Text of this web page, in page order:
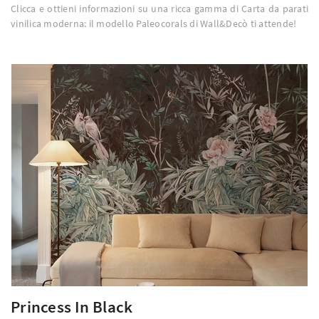
Clicca e ottieni informazioni su una ricca gamma di Carta da parati
vinilica moderna: il modello Paleocorals di Wall&Decò ti attende!
Princess In Black